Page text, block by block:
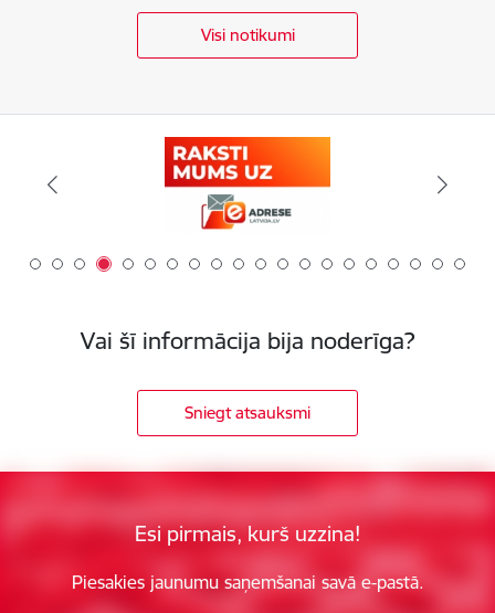
Visi notikumi
Vai šī informācija bija noderīga?
Sniegt atsauksmi
Esi pirmais, kurš uzzina!
Piesakies jaunumu saņemšanai savā e-pastā.